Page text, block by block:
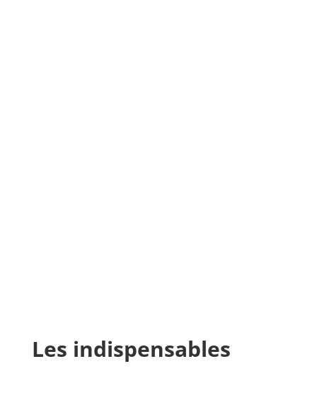
Les indispensables